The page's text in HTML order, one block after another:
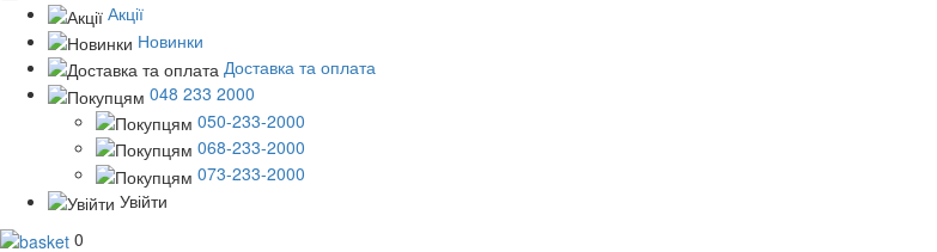
Акції
Новинки
Доставка та оплата
048 233 2000
050-233-2000
068-233-2000
073-233-2000
Увійти
0